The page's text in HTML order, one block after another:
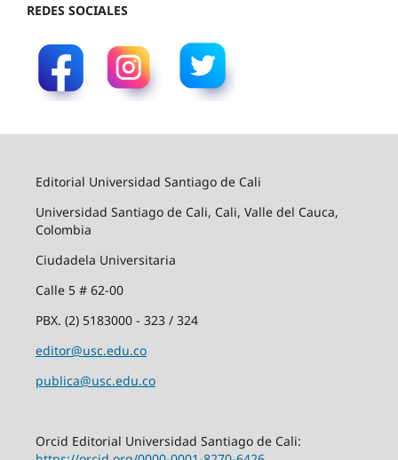
REDES SOCIALES
Editorial Universidad Santiago de Cali
Universidad Santiago de Cali, Cali, Valle del Cauca,
Colombia
Ciudadela Universitaria
Calle 5 # 62-00
PBX. (2) 5183000 - 323 / 324
editor@usc.edu.co
publica@usc.edu.co
Orcid Editorial Universidad Santiago de Cali: